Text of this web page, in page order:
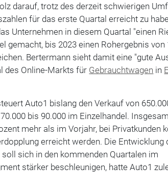
darauf, trotz des derzeit schwierigen
für das erste Quartal erreicht zu
Unternehmen in diesem Quartal "einen
gemacht, bis 2023 einen Rohergebnis von
Bertermann sieht damit eine "gute
des Online-Markts für Gebrauchtwagen in
Auto1 bislang den Verkauf von
bis 90.000 im Einzelhandel.
mehr als im Vorjahr, bei Privatkunden
erreicht werden. Die Entwicklung
sich in den kommenden Quartalen im
stärker beschleunigen, hatte Auto1